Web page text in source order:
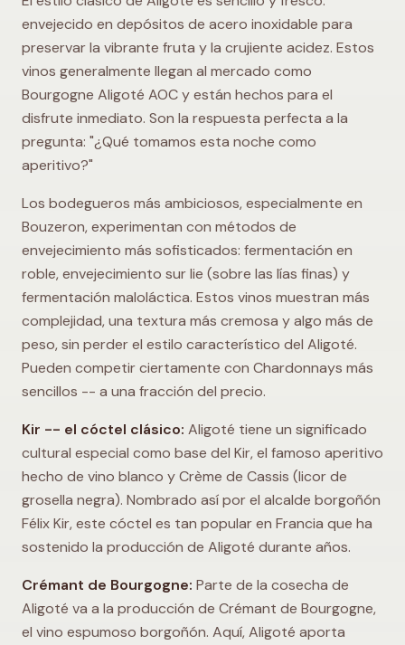
envejecido en depósitos de acero inoxidable para
preservar la vibrante fruta y la crujiente acidez. Estos
vinos generalmente llegan al mercado como
Bourgogne Aligoté AOC y están hechos para el
disfrute inmediato. Son la respuesta perfecta a la
pregunta: "¿Qué tomamos esta noche como
aperitivo?"
Los bodegueros más ambiciosos, especialmente en
Bouzeron, experimentan con métodos de
envejecimiento más sofisticados: fermentación en
roble, envejecimiento sur lie (sobre las lías finas) y
fermentación maloláctica. Estos vinos muestran más
complejidad, una textura más cremosa y algo más de
peso, sin perder el estilo característico del Aligoté.
Pueden competir ciertamente con Chardonnays más
sencillos -- a una fracción del precio.
Kir -- el cóctel clásico: Aligoté tiene un significado
cultural especial como base del Kir, el famoso aperitivo
hecho de vino blanco y Crème de Cassis (licor de
grosella negra). Nombrado así por el alcalde borgoñón
Félix Kir, este cóctel es tan popular en Francia que ha
sostenido la producción de Aligoté durante años.
Crémant de Bourgogne: Parte de la cosecha de
Aligoté va a la producción de Crémant de Bourgogne,
el vino espumoso borgoñón. Aquí, Aligoté aporta